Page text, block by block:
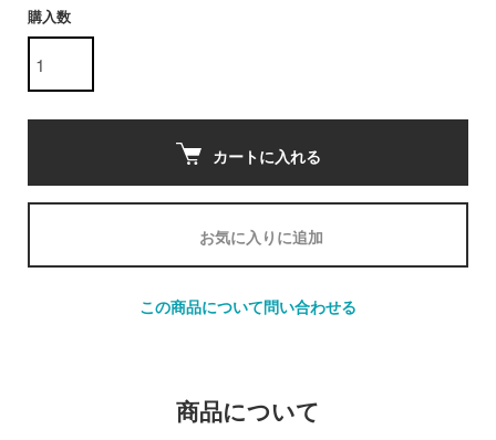
購入数
カートに入れる
お気に入りに追加
この商品について問い合わせる
商品について